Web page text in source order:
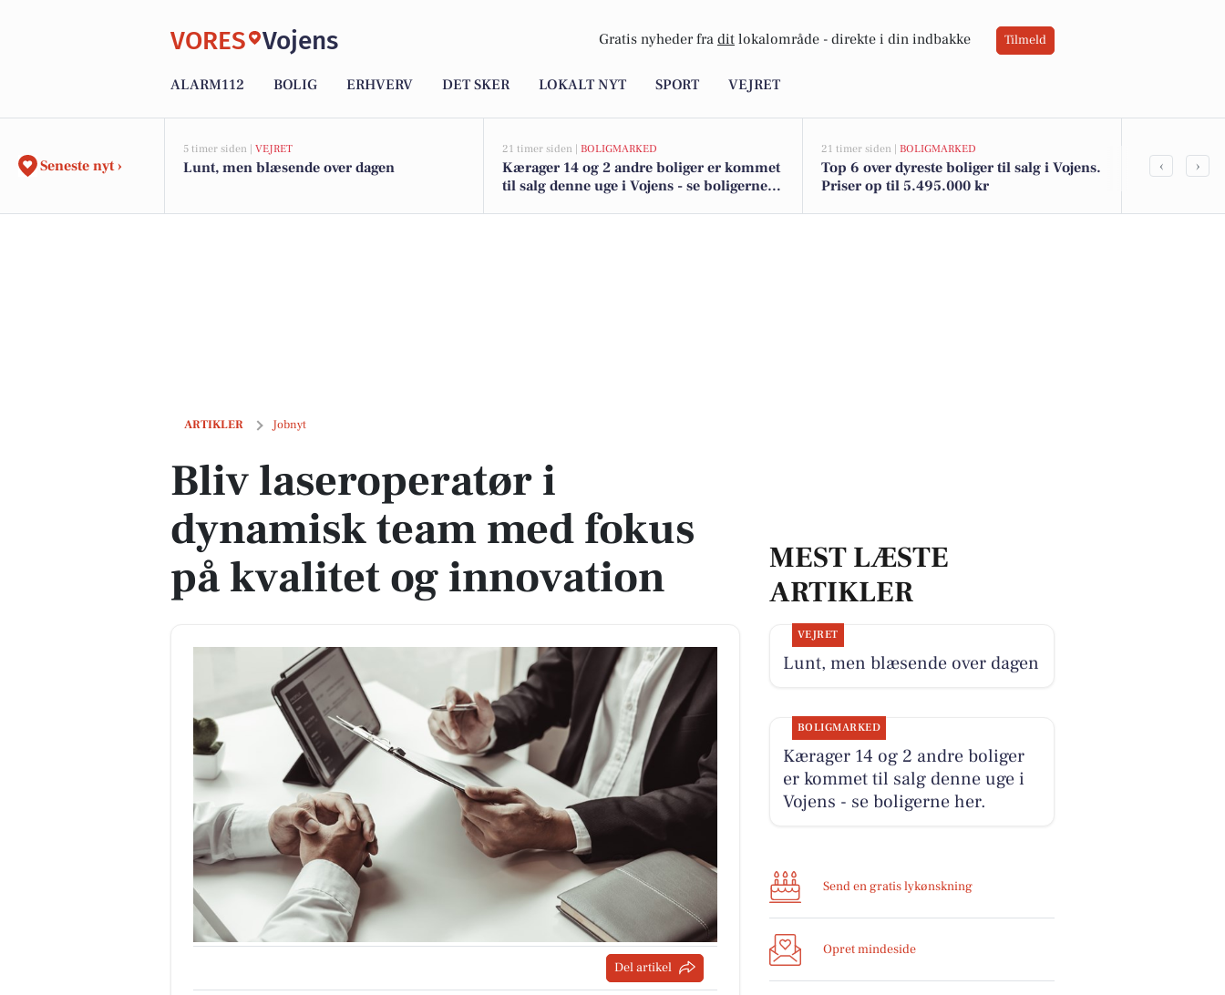
VORES Vojens Gratis nyheder fra dit lokalområde - direkte i din indbakke Tilmeld
ALARM112 BOLIG ERHVERV DET SKER LOKALT NYT SPORT VEJRET
Seneste nyt ›
5 timer siden | VEJRET
Lunt, men blæsende over dagen
21 timer siden | BOLIGMARKED
Kærager 14 og 2 andre boliger er kommet
til salg denne uge i Vojens - se boligerne
21 timer siden | BOLIGMARKED
Top 6 over dyreste boliger til salg i Vojens.
Priser op til 5.495.000 kr
‹ ›
ARTIKLER Jobnyt
Bliv laseroperatør i dynamisk team med fokus på kvalitet og innovation
Bliv laseroperatør i
dynamisk team med fokus
på kvalitet og innovation
Del artikel
MEST LÆSTE
ARTIKLER
VEJRET
Lunt, men blæsende over dagen
BOLIGMARKED
Kærager 14 og 2 andre boliger
er kommet til salg denne uge i
Vojens - se boligerne her.
Send en gratis lykønskning
Opret mindeside